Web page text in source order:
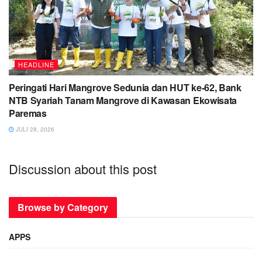
HEADLINE
Peringati Hari Mangrove Sedunia dan HUT ke-62, Bank
NTB Syariah Tanam Mangrove di Kawasan Ekowisata
Paremas
JULI 28, 2026
Discussion about this post
Browse by Category
APPS